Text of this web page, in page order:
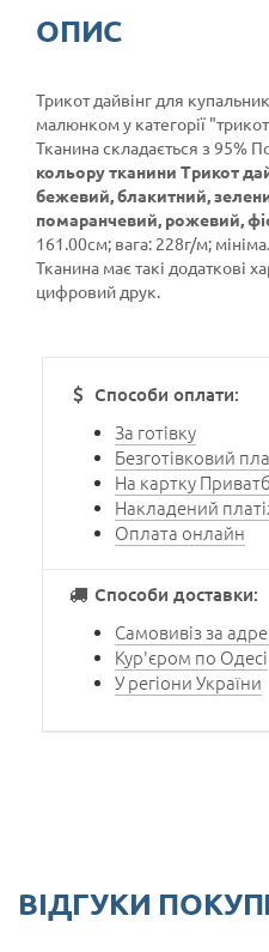
ОПИС
Трикот дайвінг для
малюнком у категорії
Тканина складається з 95%
кольору тканини Трикот
бежевий, блакитний,
помаранчевий, рожевий,
161.00см; вага: 228г/м;
Тканина має такі додаткові
цифровий друк.
Способи оплати:
За готівку
Безготівковий
На картку
Накладений
Оплата онлайн
Способи доставки:
Самовивіз за
Кур'єром по Одесі
У регіони України
ВІДГУКИ